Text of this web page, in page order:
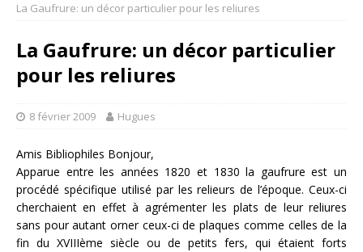
La Gaufrure: un décor particulier pour les reliures
La Gaufrure: un décor particulier
pour les reliures
8 février 2009 Hugues
Amis Bibliophiles Bonjour,
Apparue entre les années 1820 et 1830 la gaufrure est un
procédé spécifique utilisé par les relieurs de l’époque. Ceux-ci
cherchaient en effet à agrémenter les plats de leur reliures
sans pour autant orner ceux-ci de plaques comme celles de la
fin du XVIIIème siècle ou de petits fers, qui étaient forts